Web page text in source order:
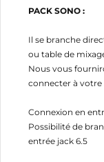
PACK SONO :
Il se branche
ou table de
Nous vous
connecter à votre
Connexion en
Possibilité de
entrée jack 6.5